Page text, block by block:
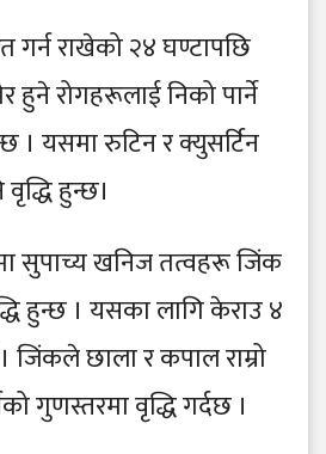
राखेको २४ घण्टापछि
रोगहरूलाई निको पार्ने
। यसमा रुटिन र क्युसर्टिन
हुन्छ।
सुपाच्य खनिज तत्वहरू जिंक
हुन्छ । यसका लागि केराउ ४
जिंकले छाला र कपाल राम्रो
गुणस्तरमा वृद्धि गर्दछ ।